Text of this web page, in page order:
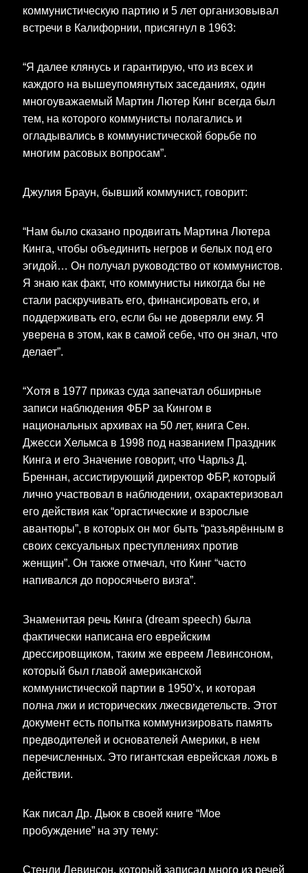
коммунистическую партию и 5 лет организовывал
встречи в Калифорнии, присягнул в 1963:
“Я далее клянусь и гарантирую, что из всех и
каждого на вышеупомянутых заседаниях, один
многоуважаемый Мартин Лютер Кинг всегда был
тем, на которого коммунисты полагались и
огладывались в коммунистической борьбе по
многим расовых вопросам”.
Джулия Браун, бывший коммунист, говорит:
“Нам было сказано продвигать Мартина Лютера
Кинга, чтобы объединить негров и белых под его
эгидой… Он получал руководство от коммунистов.
Я знаю как факт, что коммунисты никогда бы не
стали раскручивать его, финансировать его, и
поддерживать его, если бы не доверяли ему. Я
уверена в этом, как в самой себе, что он знал, что
делает”.
“Хотя в 1977 приказ суда запечатал обширные
записи наблюдения ФБР за Кингом в
национальных архивах на 50 лет, книга Сен.
Джесси Хельмса в 1998 под названием Праздник
Кинга и его Значение говорит, что Чарльз Д.
Бреннан, ассистирующий директор ФБР, который
лично участвовал в наблюдении, охарактеризовал
его действия как “оргастические и взрослые
авантюры”, в которых он мог быть “разъярённым в
своих сексуальных преступлениях против
женщин”. Он также отмечал, что Кинг “часто
напивался до поросячьего визга”.
Знаменитая речь Кинга (dream speech) была
фактически написана его еврейским
дрессировщиком, таким же евреем Левинсоном,
который был главой американской
коммунистической партии в 1950’х, и которая
полна лжи и исторических лжесвидетельств. Этот
документ есть попытка коммунизировать память
предводителей и основателей Америки, в нем
перечисленных. Это гигантская еврейская ложь в
действии.
Как писал Др. Дьюк в своей книге “Мое
пробуждение” на эту тему:
Стенли Левинсон, который записал много из речей